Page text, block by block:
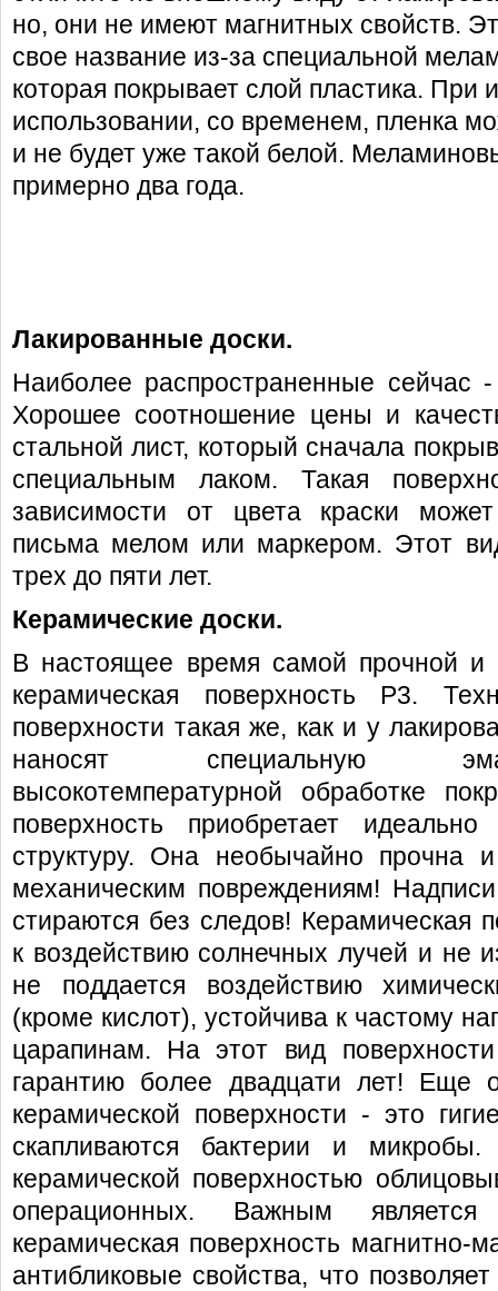
но, они не имеют магнитных свойств.
свое название из-за специальной
которая покрывает слой пластика. При
использовании, со временем, пленка
и не будет уже такой белой.
примерно два года.
Лакированные
Наиболее распространенные сейчас
Хорошее соотношение цены и
стальной лист, который сначала
специальным лаком. Такая
зависимости от цвета краски
письма мелом или маркером. Этот
трех до пяти лет.
Керамические доски.
В настоящее время самой прочной и
керамическая поверхность Р3.
поверхности такая же, как и у
наносят специальную
высокотемпературной обработке
поверхность приобретает
структуру. Она необычайно прочна
механическим повреждениям!
стираются без следов! Керамическая
к воздействию солнечных лучей и не
не поддается воздействию
(кроме кислот), устойчива к частому
царапинам. На этот вид
гарантию более двадцати лет! Еще
керамической поверхности - это
скапливаются бактерии и
керамической поверхностью
операционных. Важным
керамическая поверхность магнитно-
антибликовые свойства, что